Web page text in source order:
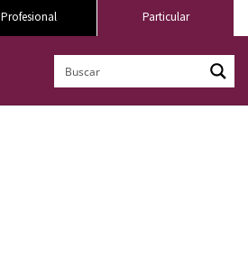
Particular
Profesional